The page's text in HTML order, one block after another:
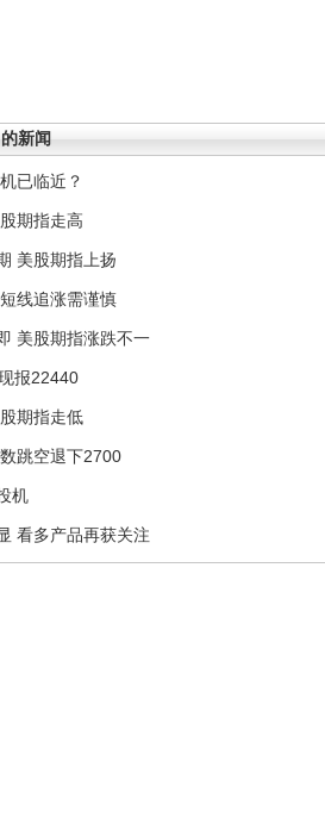
的新闻
已临近？
期指走高
美股期指上扬
线追涨需谨慎
美股期指涨跌不一
报22440
期指走低
跳空退下2700
机
看多产品再获关注